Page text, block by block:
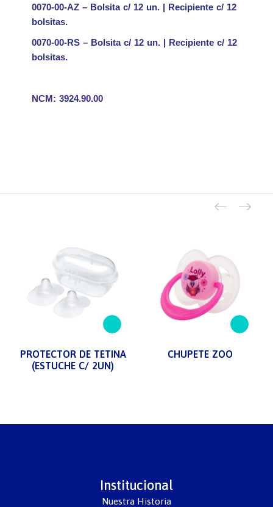
0070-00-AZ – Bolsita c/ 12 un. | Recipiente c/ 12
bolsitas.
0070-00-RS – Bolsita c/ 12 un. | Recipiente c/ 12
bolsitas.
NCM: 3924.90.00
PROTECTOR DE TETINA
(ESTUCHE C/ 2UN)
CHUPETE ZOO
Institucional
Nuestra Historia